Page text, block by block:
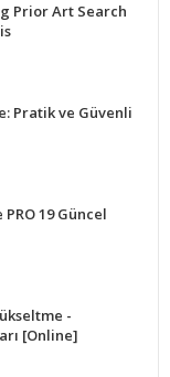
Prior Art Search
Pratik ve Güvenli
19 Güncel
-
[Online]